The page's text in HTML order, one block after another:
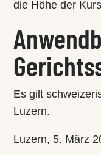
die Höhe der
Es gilt
Luzern.
Luzern, 5. März